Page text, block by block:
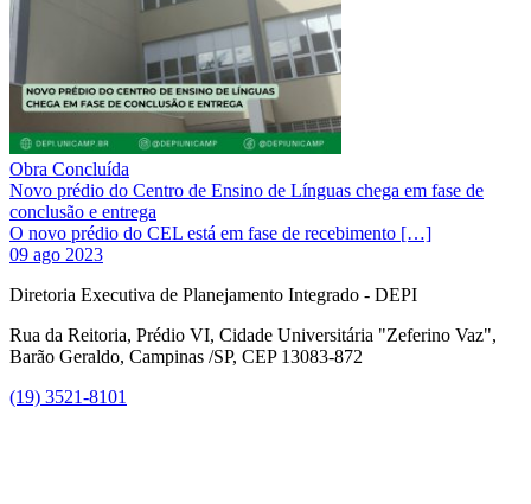
Obra Concluída
Novo prédio do Centro de Ensino de Línguas chega em fase de
conclusão e entrega
O novo prédio do CEL está em fase de recebimento […]
09 ago 2023
Diretoria Executiva de Planejamento Integrado - DEPI
Rua da Reitoria, Prédio VI, Cidade Universitária "Zeferino Vaz",
Barão Geraldo, Campinas /SP, CEP 13083-872
(19) 3521-8101